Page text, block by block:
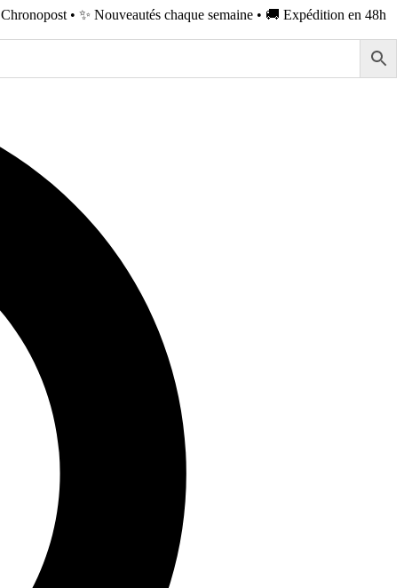
• ✨ Nouveautés chaque semaine • 🚚 Expédition en 48h